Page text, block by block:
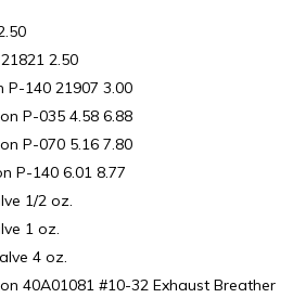
2.50
140 21907 3.00
P-035 4.58 6.88
P-070 5.16 7.80
P-140 6.01 8.77
1/2 oz.
1 oz.
4 oz.
40A01081 #10-32 Exhaust Breather